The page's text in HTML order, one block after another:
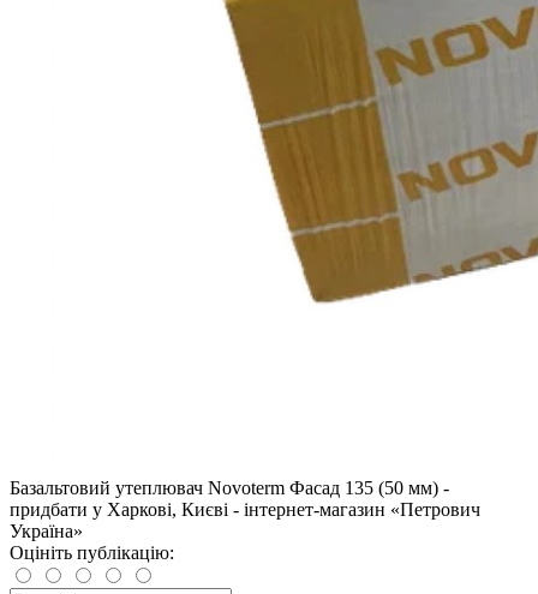
Базальтовий утеплювач Novoterm Фасад 135 (50 мм) -
придбати у Харкові, Києві - інтернет-магазин «Петрович
Україна»
Оцініть публікацію: